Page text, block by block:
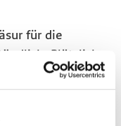
für die
Plötzlich
Lebewesen,
Gerade die
natürlich mit